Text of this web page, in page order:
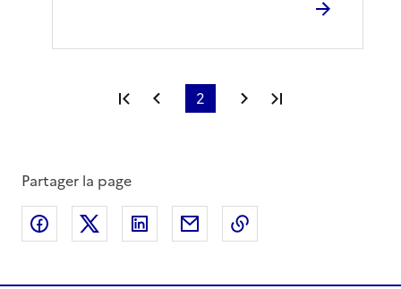
Première page
Page précédente
2 Page suivante
Partager la page
Partager sur Facebook
Partager sur XPartager sur LinkedIn
Partager par email